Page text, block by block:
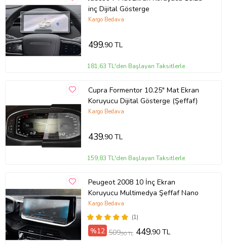
Satın Alarak Aracınıza Değer Katın
Aracınızın iç mekânını hem fonksiyonel hem de estetik açıdan
korumak için Jaecoo 7 Ekran Koruyucu 10.25 inç mükemmel bir
seçimdir. Kolayca uygulanan Jaecoo 7 Ekran Koruyucu sayesinde
ekranınız darbelere, çizilmelere ve lekelere karşı güvende olacak.
Şimdi satın alın ve aracınızı bir adım öteye taşıyın.
inç Dijital Gösterge
Kargo Bedava
499,90 TL
181,63 TL'den Başlayan Taksitlerle
Cupra Formentor 10.25" Mat Ekran
Koruyucu Dijital Gösterge (Şeffaf)
Kargo Bedava
439,90 TL
159,83 TL'den Başlayan Taksitlerle
Peugeot 2008 10 İnç Ekran
Koruyucu Multimedya Şeffaf Nano
(1)
Kargo Bedava
%12 509,90 TL 449,90 TL